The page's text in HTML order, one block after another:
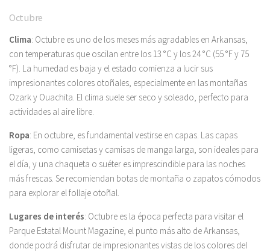
Octubre
Clima: Octubre es uno de los meses más agradables en Arkansas,
con temperaturas que oscilan entre los 13 °C y los 24 °C (55 °F y 75
°F). La humedad es baja y el estado comienza a lucir sus
impresionantes colores otoñales, especialmente en las montañas
Ozark y Ouachita. El clima suele ser seco y soleado, perfecto para
actividades al aire libre.
Ropa: En octubre, es fundamental vestirse en capas. Las capas
ligeras, como camisetas y camisas de manga larga, son ideales para
el día, y una chaqueta o suéter es imprescindible para las noches
más frescas. Se recomiendan botas de montaña o zapatos cómodos
para explorar el follaje otoñal.
Lugares de interés: Octubre es la época perfecta para visitar el
Parque Estatal Mount Magazine, el punto más alto de Arkansas,
donde podrá disfrutar de impresionantes vistas de los colores del